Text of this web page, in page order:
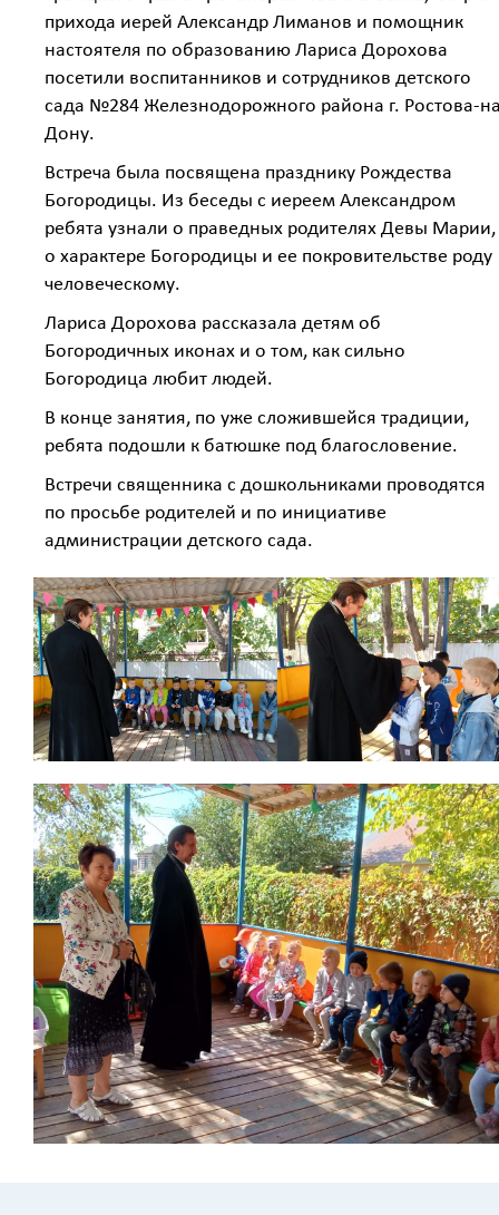
прихода иерей Александр Лиманов и помощник
настоятеля по образованию Лариса Дорохова
посетили воспитанников и сотрудников детского
сада №284 Железнодорожного района г. Ростова-
Дону.
Встреча была посвящена празднику Рождества
Богородицы. Из беседы с иереем Александром
ребята узнали о праведных родителях Девы Марии,
о характере Богородицы и ее покровительстве роду
человеческому.
Лариса Дорохова рассказала детям об
Богородичных иконах и о том, как сильно
Богородица любит людей.
В конце занятия, по уже сложившейся традиции,
ребята подошли к батюшке под благословение.
Встречи священника с дошкольниками проводятся
по просьбе родителей и по инициативе
администрации детского сада.